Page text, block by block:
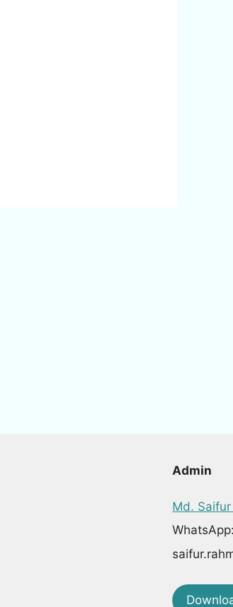
Admin
Md.
WhatsApp: